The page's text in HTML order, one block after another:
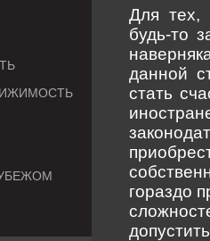
Для тех,
будь-то
данной
стать
гораздо